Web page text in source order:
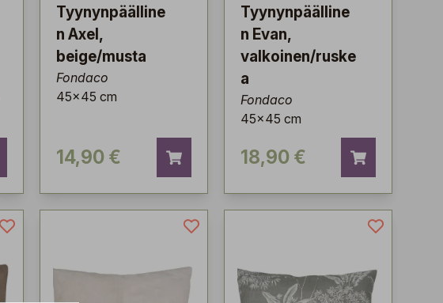
Tyynynpäälline
n Axel,
beige/musta
Fondaco
45x45 cm
14,90 €
Tyynynpäälline
n Evan,
valkoinen/ruske
a
Fondaco
45x45 cm
18,90 €